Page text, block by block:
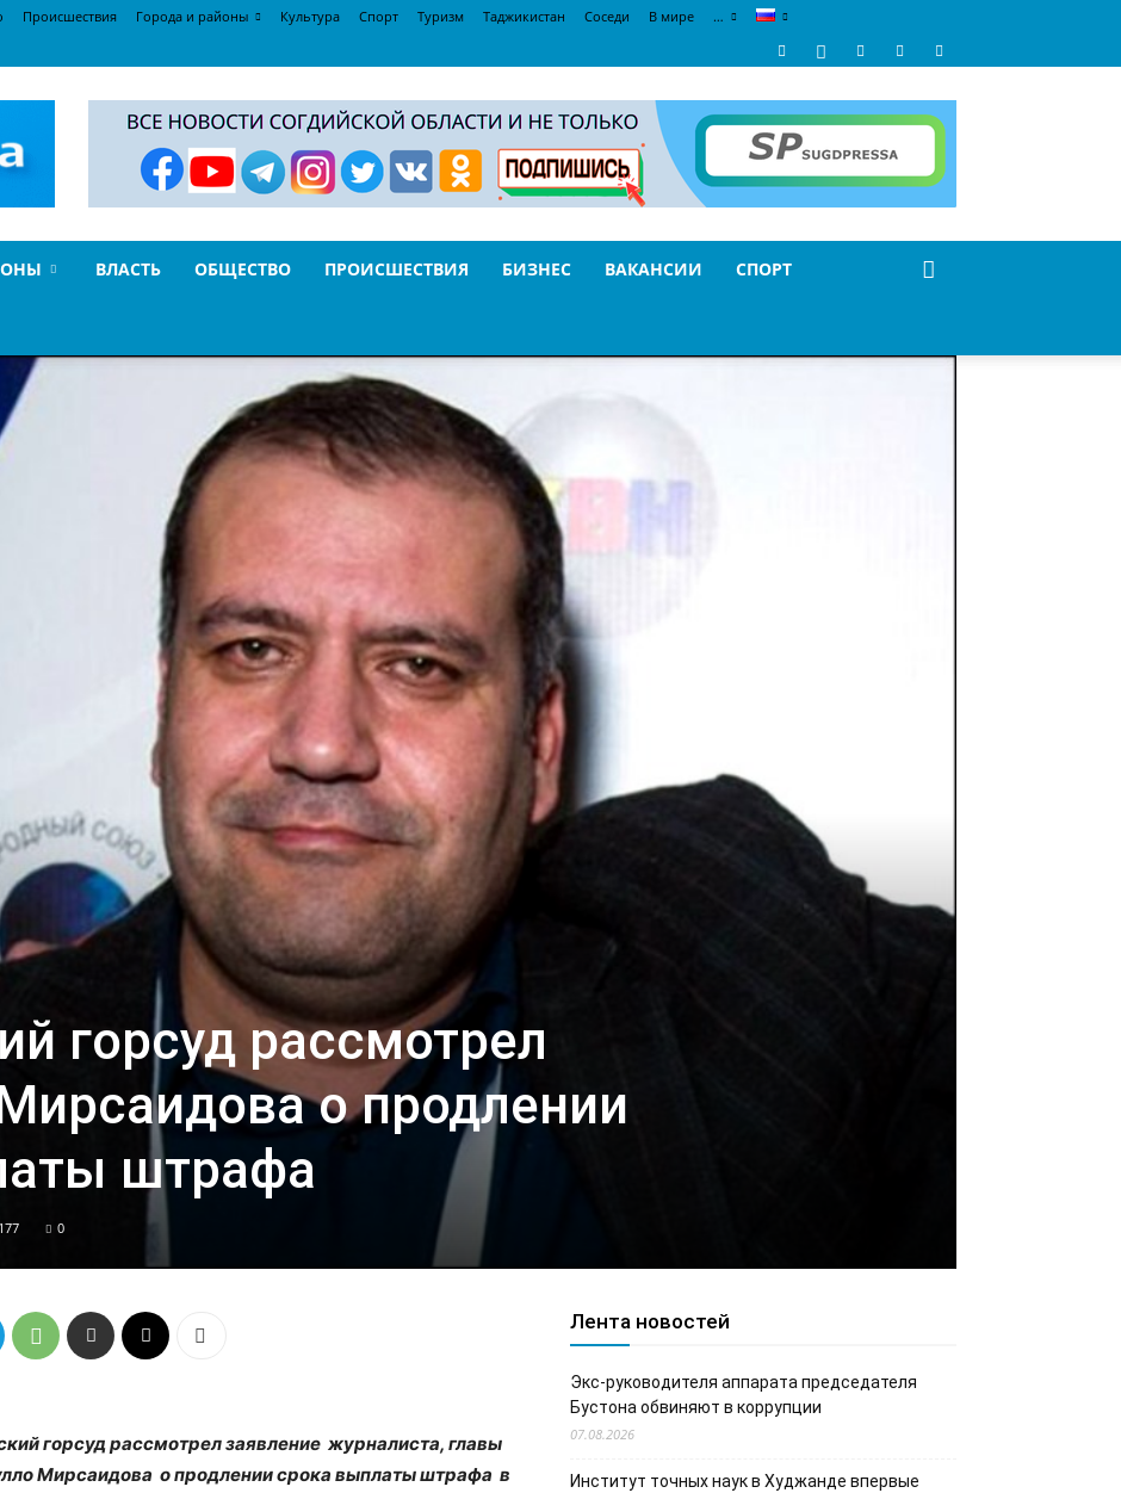
Происшествия Города и районы Культура Спорт Туризм Таджикистан Соседи В мире …
ВЛАСТЬ ОБЩЕСТВО ПРОИСШЕСТВИЯ БИЗНЕС ВАКАНСИИ СПОРТ
горсуд рассмотрел
о продлении
штрафа
177 0
горсуд рассмотрел заявление журналиста, главы
Мирсаидова о продлении срока выплаты штрафа в
Лента новостей
Экс-руководителя аппарата председателя
Бустона обвиняют в коррупции
07.08.2026
Институт точных наук в Худжанде впервые